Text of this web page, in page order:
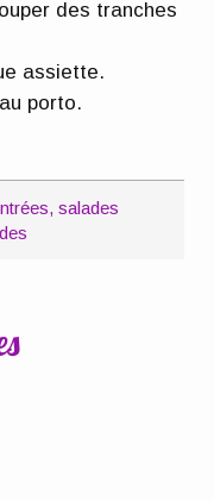
des tranches
assiette.
porto.
salades